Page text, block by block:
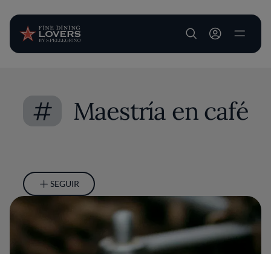
User account
# Maestría en café
SEGUIR